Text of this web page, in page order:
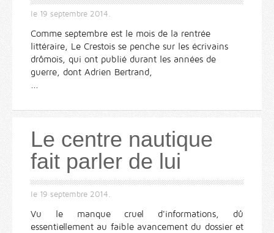
le 19 septembre 2014.
Comme septembre est le mois de la rentrée
littéraire, Le Crestois se penche sur les écrivains
drômois, qui ont publié durant les années de
guerre, dont Adrien Bertrand,
...
Le centre nautique
fait parler de lui
le 19 septembre 2014.
Vu le manque cruel d'informations, dû
essentiellement au faible avancement du dossier et